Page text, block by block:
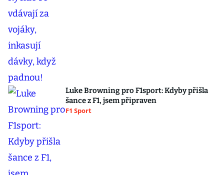
Luke Browning pro F1sport: Kdyby přišla
šance z F1, jsem připraven
F1 Sport